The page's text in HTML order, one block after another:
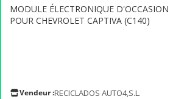
MODULE ÉLECTRONIQUE D'OCCASION
POUR CHEVROLET CAPTIVA (C140)
Vendeur :RECICLADOS AUTO4,S.L.